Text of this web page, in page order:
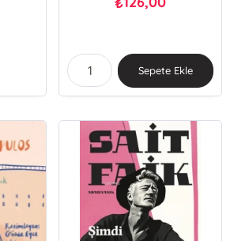
Sepete Ekle